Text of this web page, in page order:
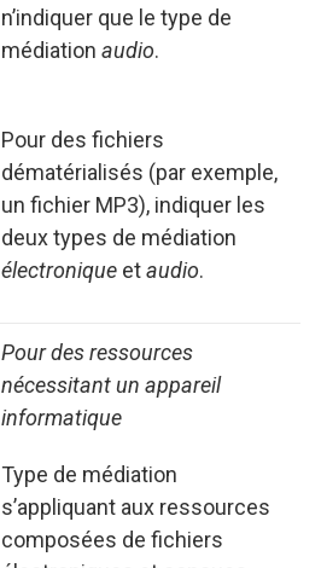
n’indiquer que le type de
médiationaudio.
Pour des fichiers
dématérialisés (par exemple,
un fichier MP3), indiquer les
deux types de médiation
électronique etaudio.
Pour des ressources
nécessitant un appareil
informatique
Type de médiation
s’appliquant aux ressources
composées de fichiers